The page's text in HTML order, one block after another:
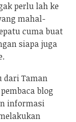
perlu lah ke
mahal-
cuma buat
siapa juga
dari Taman
blog
informasi